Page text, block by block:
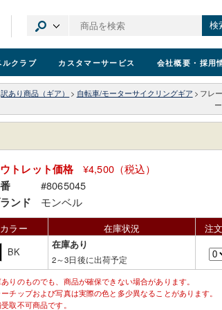
検
ルクラブ カスタマーサービス 会社概要 ・採用
訳あり商品（ギア） > 自転車/モーターサイクリングギア > フレ
トレット価格 ¥4,500（税込）
#8065045
ンド モンベル
カラー 在庫状況
注
BK
在庫あり
2～3日後に出荷予定
りのものでも、商品が確保できない場合があります。
ーチップおよび写真は実際の色と多少異なることがあります。
取不可商品です。